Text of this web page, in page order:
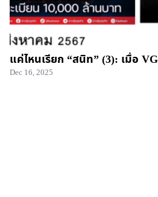
แค่ไหนเรียก “สนิท” (3): เมื่อ
Dec 16, 2025